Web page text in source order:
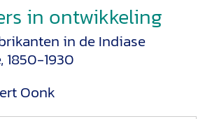
in ontwikkeling
in de Indiase
1930
Oonk